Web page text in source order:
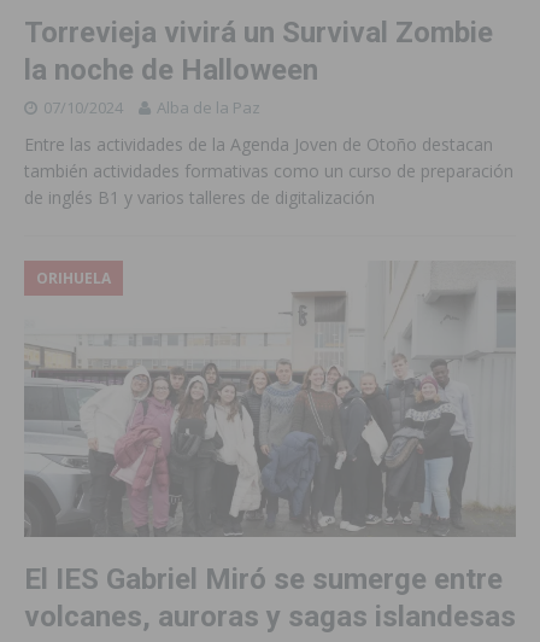
Torrevieja vivirá un Survival Zombie
la noche de Halloween
07/10/2024 Alba de la Paz
Entre las actividades de la Agenda Joven de Otoño destacan
también actividades formativas como un curso de preparación
de inglés B1 y varios talleres de digitalización
ORIHUELA
El IES Gabriel Miró se sumerge entre
volcanes, auroras y sagas islandesas